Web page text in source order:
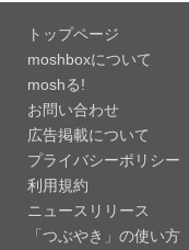
「LINE
Liguid G...
「Pokémon
ス。
ース。...
トップページ
moshboxについて
moshる!
お問い合わせ
広告掲載について
プライバシーポリシー
利用規約
ニュースリリース
「つぶやき」の使い方